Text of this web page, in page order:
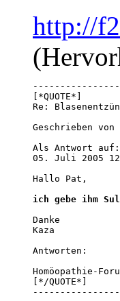
http://
[*QUOTE*]
Re:
Geschrieben
Als Antwort auf:
05. Juli 2005
Hallo Pat,
ich gebe ihm
Danke
Kaza
Antworten:
Homöopathie-
[*/QUOTE*]